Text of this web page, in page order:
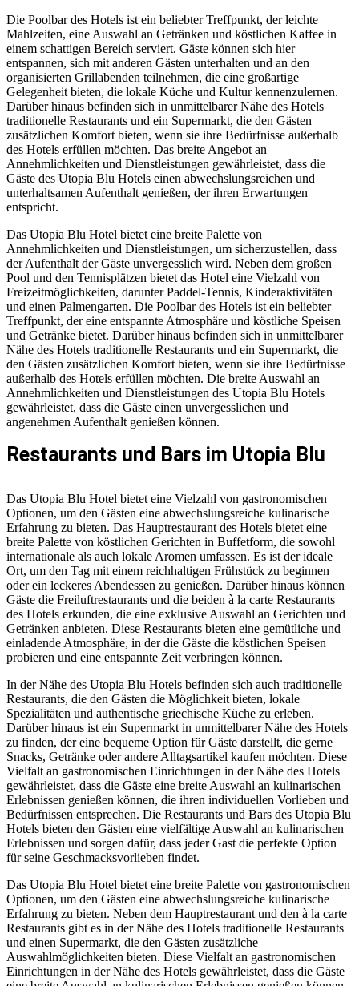
Die Poolbar des Hotels ist ein beliebter Treffpunkt, der leichte
Mahlzeiten, eine Auswahl an Getränken und köstlichen Kaffee in
einem schattigen Bereich serviert. Gäste können sich hier
entspannen, sich mit anderen Gästen unterhalten und an den
organisierten Grillabenden teilnehmen, die eine großartige
Gelegenheit bieten, die lokale Küche und Kultur kennenzulernen.
Darüber hinaus befinden sich in unmittelbarer Nähe des Hotels
traditionelle Restaurants und ein Supermarkt, die den Gästen
zusätzlichen Komfort bieten, wenn sie ihre Bedürfnisse außerhalb
des Hotels erfüllen möchten. Das breite Angebot an
Annehmlichkeiten und Dienstleistungen gewährleistet, dass die
Gäste des Utopia Blu Hotels einen abwechslungsreichen und
unterhaltsamen Aufenthalt genießen, der ihren Erwartungen
entspricht.
Das Utopia Blu Hotel bietet eine breite Palette von
Annehmlichkeiten und Dienstleistungen, um sicherzustellen, dass
der Aufenthalt der Gäste unvergesslich wird. Neben dem großen
Pool und den Tennisplätzen bietet das Hotel eine Vielzahl von
Freizeitmöglichkeiten, darunter Paddel-Tennis, Kinderaktivitäten
und einen Palmengarten. Die Poolbar des Hotels ist ein beliebter
Treffpunkt, der eine entspannte Atmosphäre und köstliche Speisen
und Getränke bietet. Darüber hinaus befinden sich in unmittelbarer
Nähe des Hotels traditionelle Restaurants und ein Supermarkt, die
den Gästen zusätzlichen Komfort bieten, wenn sie ihre Bedürfnisse
außerhalb des Hotels erfüllen möchten. Die breite Auswahl an
Annehmlichkeiten und Dienstleistungen des Utopia Blu Hotels
gewährleistet, dass die Gäste einen unvergesslichen und
angenehmen Aufenthalt genießen können.
Restaurants und Bars im Utopia Blu
Das Utopia Blu Hotel bietet eine Vielzahl von gastronomischen
Optionen, um den Gästen eine abwechslungsreiche kulinarische
Erfahrung zu bieten. Das Hauptrestaurant des Hotels bietet eine
breite Palette von köstlichen Gerichten in Buffetform, die sowohl
internationale als auch lokale Aromen umfassen. Es ist der ideale
Ort, um den Tag mit einem reichhaltigen Frühstück zu beginnen
oder ein leckeres Abendessen zu genießen. Darüber hinaus können
Gäste die Freiluftrestaurants und die beiden à la carte Restaurants
des Hotels erkunden, die eine exklusive Auswahl an Gerichten und
Getränken anbieten. Diese Restaurants bieten eine gemütliche und
einladende Atmosphäre, in der die Gäste die köstlichen Speisen
probieren und eine entspannte Zeit verbringen können.
In der Nähe des Utopia Blu Hotels befinden sich auch traditionelle
Restaurants, die den Gästen die Möglichkeit bieten, lokale
Spezialitäten und authentische griechische Küche zu erleben.
Darüber hinaus ist ein Supermarkt in unmittelbarer Nähe des Hotels
zu finden, der eine bequeme Option für Gäste darstellt, die gerne
Snacks, Getränke oder andere Alltagsartikel kaufen möchten. Diese
Vielfalt an gastronomischen Einrichtungen in der Nähe des Hotels
gewährleistet, dass die Gäste eine breite Auswahl an kulinarischen
Erlebnissen genießen können, die ihren individuellen Vorlieben und
Bedürfnissen entsprechen. Die Restaurants und Bars des Utopia Blu
Hotels bieten den Gästen eine vielfältige Auswahl an kulinarischen
Erlebnissen und sorgen dafür, dass jeder Gast die perfekte Option
für seine Geschmacksvorlieben findet.
Das Utopia Blu Hotel bietet eine breite Palette von gastronomischen
Optionen, um den Gästen eine abwechslungsreiche kulinarische
Erfahrung zu bieten. Neben dem Hauptrestaurant und den à la carte
Restaurants gibt es in der Nähe des Hotels traditionelle Restaurants
und einen Supermarkt, die den Gästen zusätzliche
Auswahlmöglichkeiten bieten. Diese Vielfalt an gastronomischen
Einrichtungen in der Nähe des Hotels gewährleistet, dass die Gäste